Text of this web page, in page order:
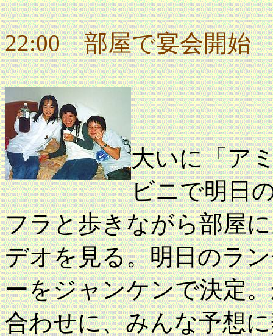
22:00 部屋で宴会開始
大いに「ア
ビニで明日
フラと歩きながら部屋
デオを見る。明日のラ
ーをジャンケンで決定
合わせに、みんな予想